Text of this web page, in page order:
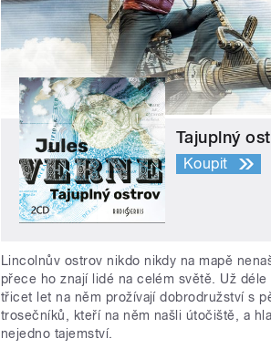
Tajuplný
Koupit
Lincolnův ostrov nikdo nikdy na mapě
přece ho znají lidé na celém světě. Už déle
třicet let na něm prožívají dobrodružství s
trosečníků, kteří na něm našli útočiště, a
nejedno tajemství.